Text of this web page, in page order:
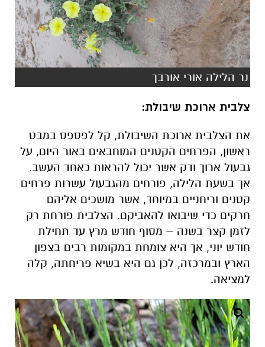
נר הלילה אורי אורבך
צלבית ארוכת שיבולת:
את הצלבית ארוכת השיבולת, קל לפספס במבט
ראשון, הפרחים הקטנים המוחבאים באור היום, על
גבעול ארוך ודק אשר יכול להראות כאחד העשב.
אך בשעת הלילה, פורחים מהגבעול עשרות פרחים
קטנים וריחניים במיוחד, אשר מושכים אליהם
חרקים כדי שיבואו להאביקם. הצלבית פורחת רק
לזמן קצר בשנה – מסוף חודש מרץ עד תחילת
חודש יוני, אך היא צומחת במקומות רבים בצפון
הארץ ובמרכזה, לכן גם היא בשיא פריחתה, קלה
למציאה.